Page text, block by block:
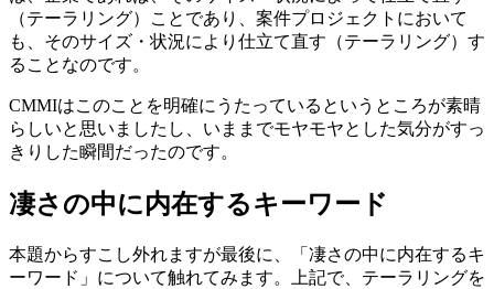
（テーラリング）ことであり、案件プロジェクトにおいて
も、そのサイズ・状況により仕立て直す（テーラリング）す
ることなのです。
CMMIはこのことを明確にうたっているというところが素晴
らしいと思いましたし、いままでモヤモヤとした気分がすっ
きりした瞬間だったのです。
凄さの中に内在するキーワード
本題からすこし外れますが最後に、「凄さの中に内在するキ
ーワード」について触れてみます。上記で、テーラリングを